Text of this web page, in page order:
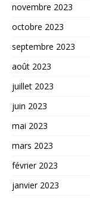
novembre 2023
octobre 2023
septembre 2023
août 2023
juillet 2023
juin 2023
mai 2023
mars 2023
février 2023
janvier 2023